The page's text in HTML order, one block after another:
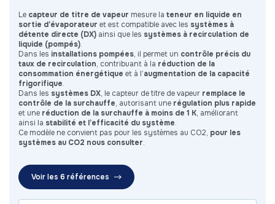
Le capteur de titre de vapeur mesure la teneur en liquide en
sortie d’évaporateur et est compatible avec les systèmes à
détente directe (DX) ainsi que les systèmes à recirculation de
liquide (pompés).
Dans les installations pompées, il permet un contrôle précis du
taux de recirculation, contribuant à la réduction de la
consommation énergétique et à l’augmentation de la capacité
frigorifique.
Dans les systèmes DX, le capteur de titre de vapeur remplace le
contrôle de la surchauffe, autorisant une régulation plus rapide
et une réduction de la surchauffe à moins de 1 K, améliorant
ainsi la stabilité et l’efficacité du système.
Ce modèle ne convient pas pour les systèmes au CO2, pour les
systèmes au CO2 nous consulter.
Voir les 6 références